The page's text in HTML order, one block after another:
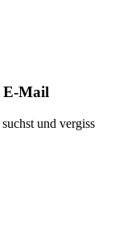
E-Mail
und vergiss